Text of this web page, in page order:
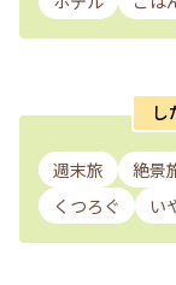
週末旅 絶景
くつろぐ
い